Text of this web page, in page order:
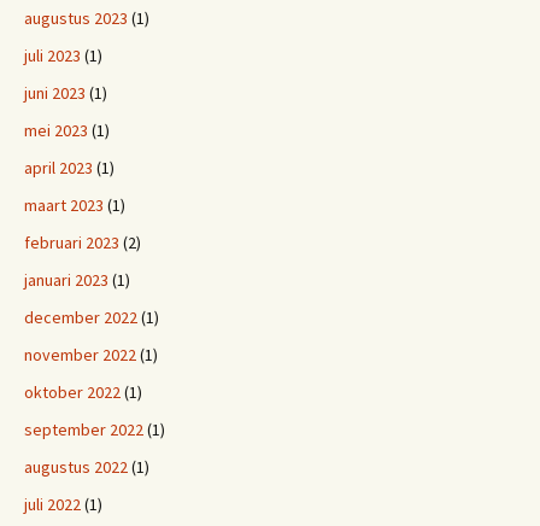
augustus 2023 (1)
juli 2023 (1)
juni 2023 (1)
mei 2023 (1)
april 2023 (1)
maart 2023 (1)
februari 2023 (2)
januari 2023 (1)
december 2022(1)
november 2022(1)
oktober 2022(1)
september 2022(1)
augustus 2022(1)
juli 2022(1)